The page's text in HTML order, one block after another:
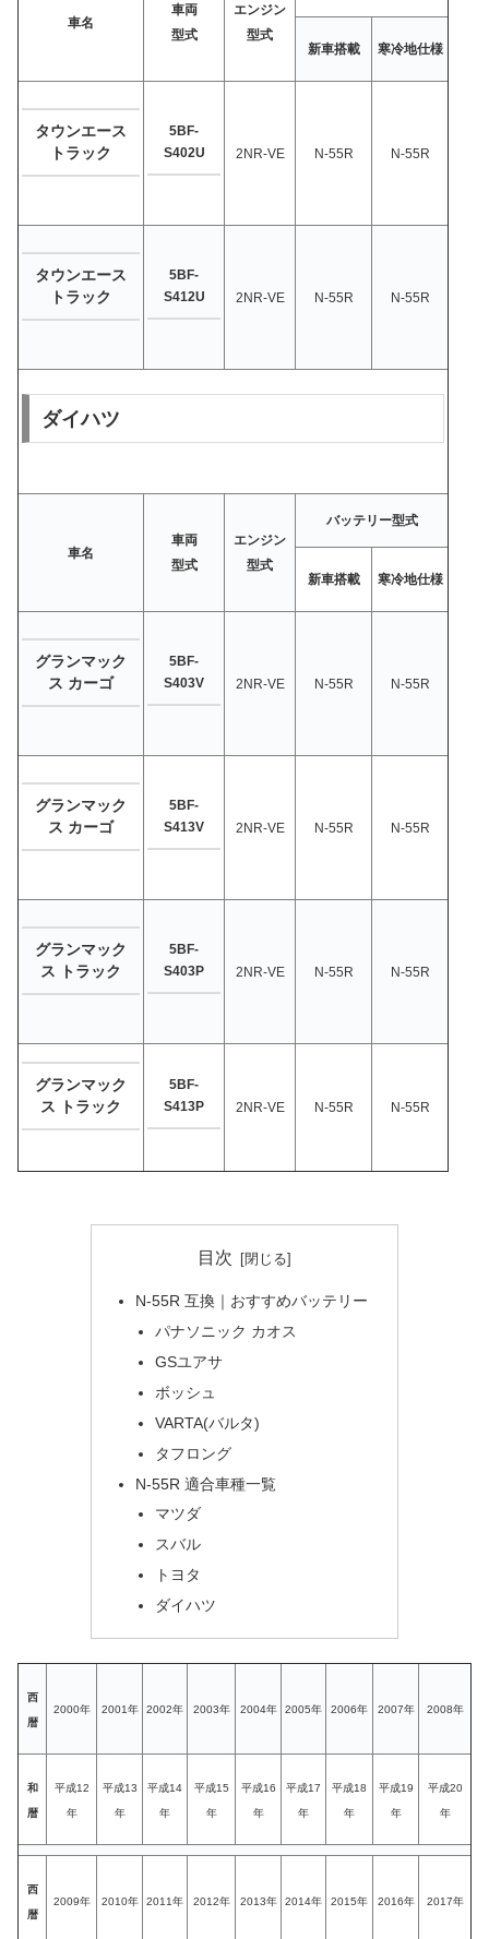
車名
車両
型式
エンジン
型式
新車搭載 寒冷地仕様
タウンエース
トラック
5BF-
S402U
2NR-VE N-55R N-55R
タウンエース
トラック
5BF-
S412U
2NR-VE N-55R N-55R
ダイハツ
車名
車両
型式
エンジン
型式
バッテリー型式
新車搭載 寒冷地仕様
グランマック
ス カーゴ
5BF-
S403V
2NR-VE N-55R N-55R
グランマック
ス カーゴ
5BF-
S413V
2NR-VE N-55R N-55R
グランマック
ス トラック
5BF-
S403P
2NR-VE N-55R N-55R
グランマック
ス トラック
5BF-
S413P
2NR-VE N-55R N-55R
目次
N-55R 互換｜おすすめバッテリー
パナソニック カオス
GSユアサ
ボッシュ
VARTA(バルタ)
タフロング
N-55R 適合車種一覧
マツダ
スバル
トヨタ
ダイハツ
西
暦
2000年 2001年 2002年 2003年 2004年 2005年 2006年 2007年 2008年
和
暦
平成12
年
平成13
年
平成14
年
平成15
年
平成16
年
平成17
年
平成18
年
平成19
年
平成20
年
西
暦
2009年 2010年 2011年 2012年 2013年 2014年 2015年 2016年 2017年